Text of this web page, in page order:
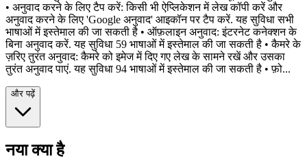
• अनुवाद करने के लिए टैप करें: किसी भी ऐप्लिकेशन में लेख कॉपी करें और
अनुवाद करने के लिए 'Google अनुवाद' आइकॉन पर टैप करें. यह सुविधा सभी
भाषाओं में इस्तेमाल की जा सकती है • ऑफ़लाइन अनुवाद: इंटरनेट कनेक्शन के
बिना अनुवाद करें. यह सुविधा 59 भाषाओं में इस्तेमाल की जा सकती है • कैमरे के
ज़रिए तुरंत अनुवाद: कैमरे को इमेज में दिए गए लेख के सामने रखें और उसका
तुरंत अनुवाद पाएं. यह सुविधा 94 भाषाओं में इस्तेमाल की जा सकती है • फ़ो...
और पढ़ें
नया क्या है